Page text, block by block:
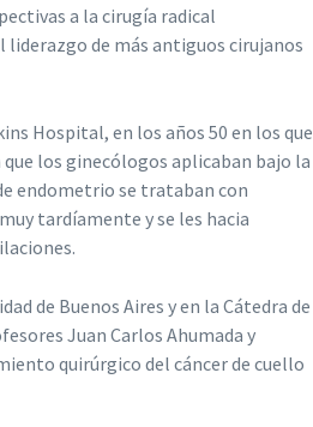
a la cirugía radical
de más antiguos cirujanos
Hospital, en los años 50 en los que
los ginecólogos aplicaban bajo la
endometrio se trataban con
tardíamente y se les hacia
de Buenos Aires y en la Cátedra de
Juan Carlos Ahumada y
quirúrgico del cáncer de cuello